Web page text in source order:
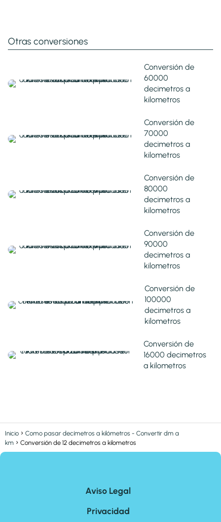
Otras conversiones
Conversión de
60000
decimetros a
kilometros
Conversión de
70000
decimetros a
kilometros
Conversión de
80000
decimetros a
kilometros
Conversión de
90000
decimetros a
kilometros
Conversión de
100000
decimetros a
kilometros
Conversión de
16000 decimetros
a kilometros
Inicio
Como pasar decímetros a kilómetros - Convertir dm a
km
Conversión de 12 decimetros a kilometros
Aviso Legal
Privacidad